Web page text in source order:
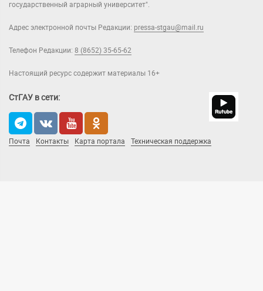
государственный аграрный университет".
Адрес электронной почты Редакции: pressa-stgau@mail.ru
Телефон Редакции: 8 (8652) 35-65-62
Настоящий ресурс содержит материалы 16+
СтГАУ в сети:
Почта Контакты Карта портала Техническая поддержка